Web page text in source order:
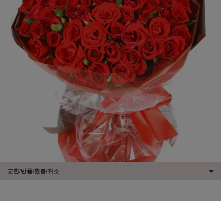
교환/반품/환불/취소